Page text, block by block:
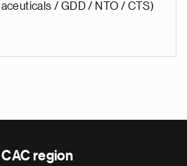
/ GDD / NTO / CTS)
region